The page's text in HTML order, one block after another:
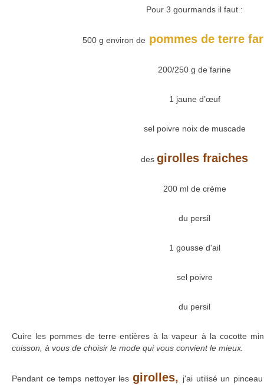
Pour 3 gourmands il faut :
500 g environ de pommes de terre
200/250 g de farine
1 jaune d’œuf
sel poivre noix de muscade
des girolles fraiches
200 ml de crème
du persil
1 gousse d'ail
sel poivre
du persil
Cuire les pommes de terre entières à la vapeur à la cocotte
cuisson, à vous de choisir le mode qui vous convient le mieux.
Pendant ce temps nettoyer les girolles, j'ai utilisé un